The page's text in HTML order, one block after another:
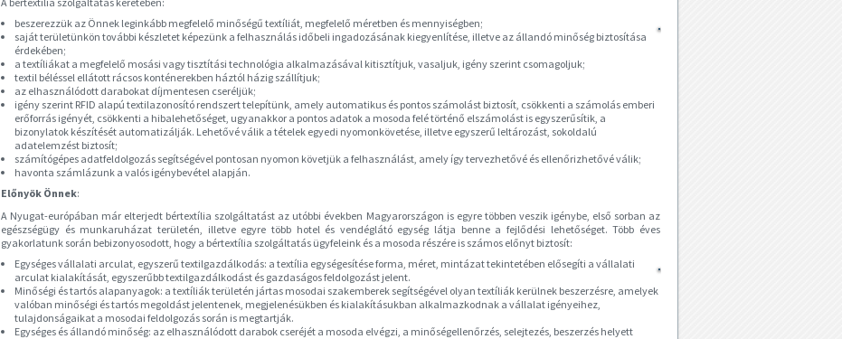
beszerezzük az Önnek leginkább megfelelő minőségű textíliát, megfelelő méretben és mennyiségben;
saját területünkön további készletet képezünk a felhasználás időbeli ingadozásának kiegyenlítése, illetve az állandó minőség biztosítása
érdekében;
a textíliákat a megfelelő mosási vagy tisztítási technológia alkalmazásával kitisztítjuk, vasaljuk, igény szerint csomagoljuk;
textil béléssel ellátott rácsos konténerekben háztól házig szállítjuk;
az elhasználódott darabokat díjmentesen cseréljük;
igény szerint RFID alapú textilazonosító rendszert telepítünk, amely automatikus és pontos számolást biztosít, csökkenti a számolás emberi
erőforrás igényét, csökkenti a hibalehetőséget, ugyanakkor a pontos adatok a mosoda felé történő elszámolást is egyszerűsítik, a
bizonylatok készítését automatizálják. Lehetővé válik a tételek egyedi nyomonkövetése, illetve egyszerű leltározást, sokoldalú
adatelemzést biztosít;
számítógépes adatfeldolgozás segítségével pontosan nyomon követjük a felhasználást, amely így tervezhetővé és ellenőrizhetővé válik;
havonta számlázunk a valós igénybevétel alapján.
Előnyök Önnek:
A Nyugat-európában már elterjedt bértextília szolgáltatást az utóbbi években Magyarországon is egyre többen veszik igénybe, első sorban az
egészségügy és munkaruházat területén, illetve egyre több hotel és vendéglátó egység látja benne a fejlődési lehetőséget. Több éves
gyakorlatunk során bebizonyosodott, hogy a bértextília szolgáltatás ügyfeleink és a mosoda részére is számos előnyt biztosít:
Egységes vállalati arculat, egyszerű textilgazdálkodás: a textília egységesítése forma, méret, mintázat tekintetében elősegíti a vállalati
arculat kialakítását, egyszerűbb textilgazdálkodást és gazdaságos feldolgozást jelent.
Minőségi és tartós alapanyagok: a textíliák területén jártas mosodai szakemberek segítségével olyan textíliák kerülnek beszerzésre, amelyek
valóban minőségi és tartós megoldást jelentenek, megjelenésükben és kialakításukban alkalmazkodnak a vállalat igényeihez,
tulajdonságaikat a mosodai feldolgozás során is megtartják.
Egységes és állandó minőség: az elhasználódott darabok cseréjét a mosoda elvégzi, a minőségellenőrzés, selejtezés, beszerzés helyett